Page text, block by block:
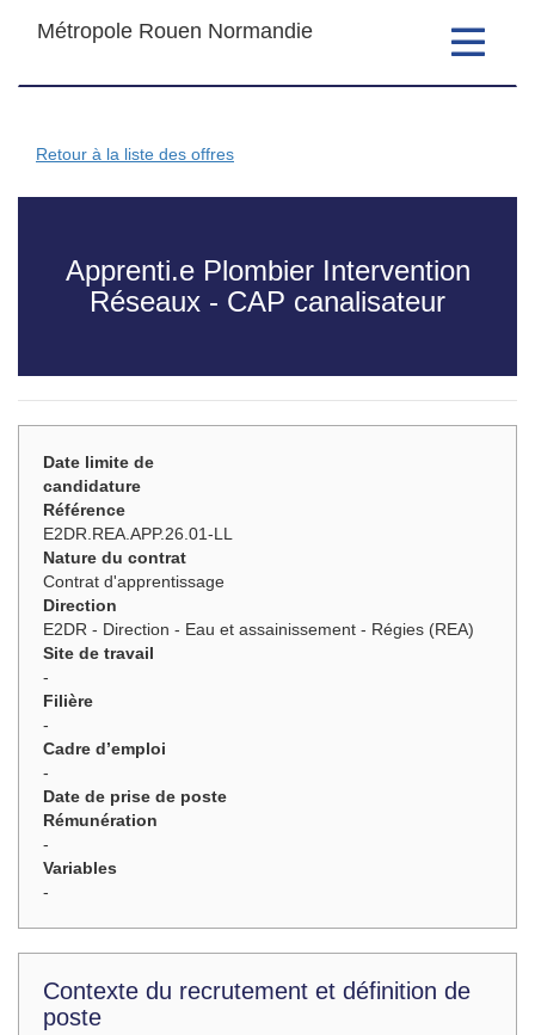
Toggle
Métropole Rouen Normandie
Retour à la liste des offres
Apprenti.e Plombier Intervention
Réseaux - CAP canalisateur
Date limite de
candidature
Référence
E2DR.REA.APP.26.01-LL
Nature du contrat
Contrat d'apprentissage
Direction
E2DR - Direction - Eau et assainissement - Régies (REA)
Site de travail
-
Filière
-
Cadre d’emploi
-
Date de prise de poste
Rémunération
-
Variables
-
Contexte du recrutement et définition de
poste